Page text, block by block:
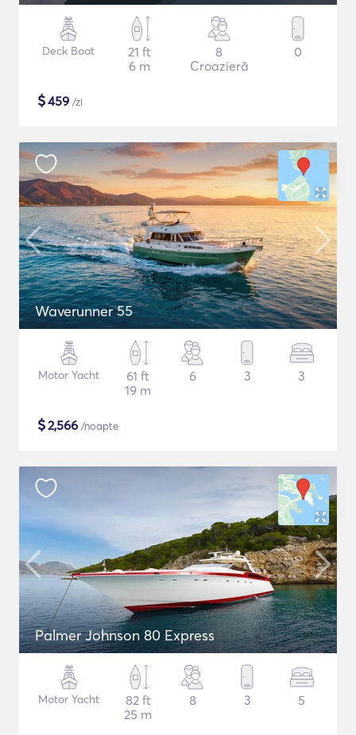
Deck Boat
21 ft
6 m
8
Croazieră
0
$459 /zi
Waverunner 55
Motor Yacht
61 ft
19 m
6 3 3
$2,566 /noapte
Palmer Johnson 80 Express
Motor Yacht
82 ft
25 m
8 3 5